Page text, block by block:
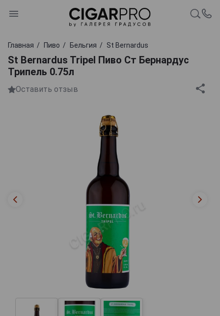
Главная Пиво Бельгия St Bernardus
St Bernardus Tripel Пиво Ст Бернардус
Трипель 0.75л
Оставить отзыв